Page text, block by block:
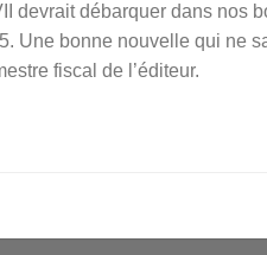
devrait débarquer dans nos
Une bonne nouvelle qui ne
fiscal de l’éditeur.